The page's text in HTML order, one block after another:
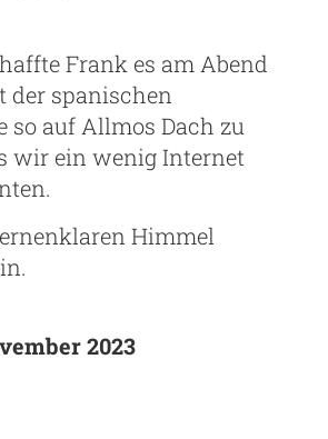
Frank es am Abend
der spanischen
auf Allmos Dach zu
wir ein wenig Internet
Himmel
2023